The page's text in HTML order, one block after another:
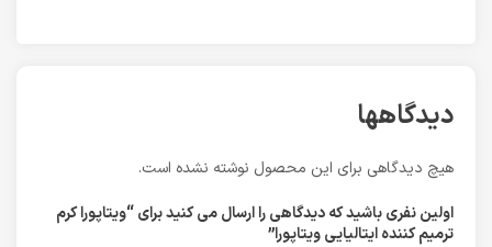
دیدگاهها
هیچ دیدگاهی برای این محصول نوشته نشده است.
اولین نفری باشید که دیدگاهی را ارسال می کنید برای “ویتاپورا کرم
ترمیم کننده ایتالیایی ویتاپورا”